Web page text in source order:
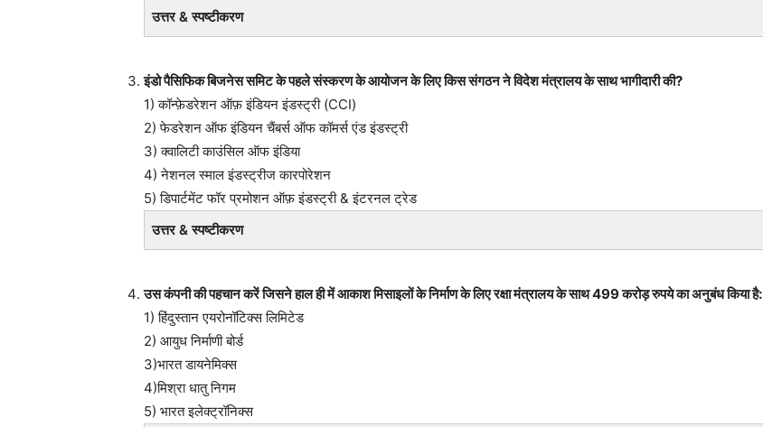
उत्तर & स्पष्टीकरण
इंडो पैसिफिक बिजनेस समिट के पहले संस्करण के आयोजन के लिए किस संगठन ने विदेश मंत्रालय के साथ भागीदारी की?
1) कॉन्फ़ेडरेशन ऑफ़ इंडियन इंडस्ट्री (CCI)
2) फेडरेशन ऑफ इंडियन चैंबर्स ऑफ कॉमर्स एंड इंडस्ट्री
3) क्वालिटी काउंसिल ऑफ इंडिया
4) नेशनल स्माल इंडस्ट्रीज कारपोरेशन
5) डिपार्टमेंट फॉर प्रमोशन ऑफ़ इंडस्ट्री & इंटरनल ट्रेड
उत्तर & स्पष्टीकरण
उस कंपनी की पहचान करें जिसने हाल ही में आकाश मिसाइलों के निर्माण के लिए रक्षा मंत्रालय के साथ 499 करोड़ रुपये का अनुबंध किया है:
1) हिंदुस्तान एयरोनॉटिक्स लिमिटेड
2) आयुध निर्माणी बोर्ड
3)भारत डायनेमिक्स
4)मिश्रा धातु निगम
5) भारत इलेक्ट्रॉनिक्स